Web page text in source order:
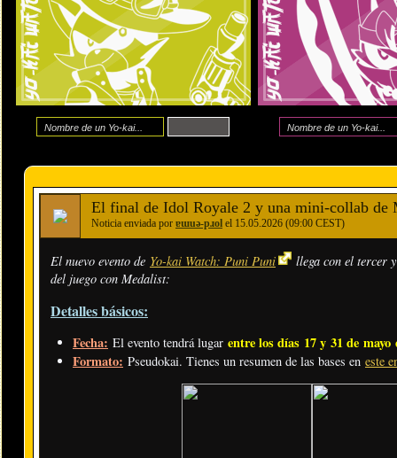
El final de Idol Royale 2 y una mini-collab de
Noticia enviada por ɐɯuǝ-pɹol el 15.05.2026 (09:00 CEST)
El nuevo evento de Yo-kai Watch: Puni Puni
llega con el tercer
del juego con Medalist:
Detalles básicos:
Fecha: El evento tendrá lugar entre los días 17 y 31 de mayo
Formato: Pseudokai. Tienes un resumen de las bases en este